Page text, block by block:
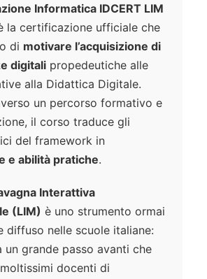
Informatica IDCERT LIM
la certificazione ufficiale che
di motivare l’acquisizione di
digitali propedeutiche alle
alla Didattica Digitale.
un percorso formativo e
il corso traduce gli
del framework in
e abilità pratiche.
Interattiva
(LIM) è uno strumento ormai
diffuso nelle scuole italiane:
un grande passo avanti che
docenti di